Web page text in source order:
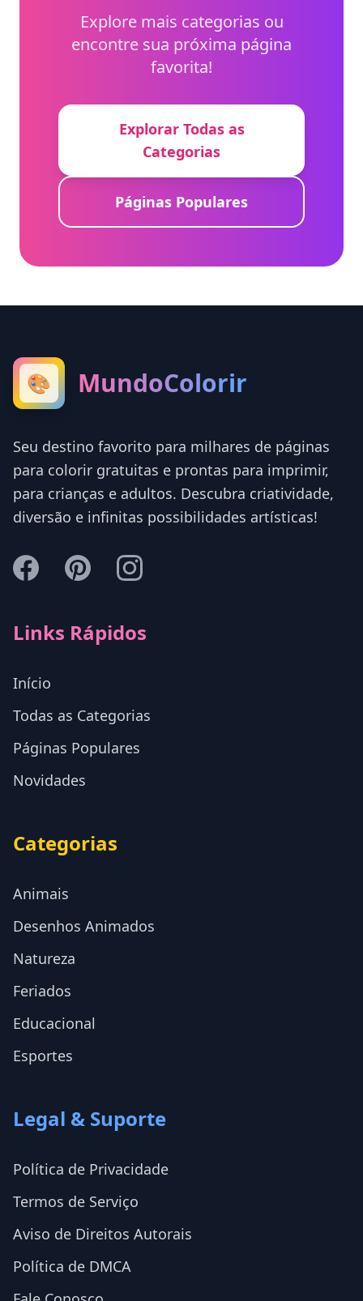
Explore mais categorias ou
encontre sua próxima página
favorita!
Explorar Todas as
Categorias
Páginas Populares
🎨 MundoColorir
Seu destino favorito para milhares de páginas
para colorir gratuitas e prontas para imprimir,
para crianças e adultos. Descubra criatividade,
diversão e infinitas possibilidades artísticas!
Links Rápidos
Início
Todas as Categorias
Páginas Populares
Novidades
Categorias
Animais
Desenhos Animados
Natureza
Feriados
Educacional
Esportes
Legal & Suporte
Política de Privacidade
Termos de Serviço
Aviso de Direitos Autorais
Política de DMCA